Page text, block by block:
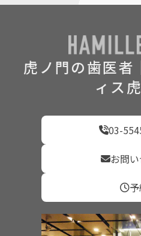
虎ノ門の歯医者
ィス
03-
お問